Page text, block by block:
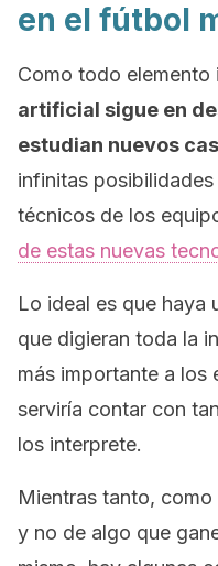
en el fútbol
Como todo elemento
artificial sigue en
estudian nuevos
infinitas
técnicos de los
de estas nuevas
Lo ideal es que haya
que digieran toda la
más importante a los
serviría contar con
los interprete.
Mientras tanto,
y no de algo que